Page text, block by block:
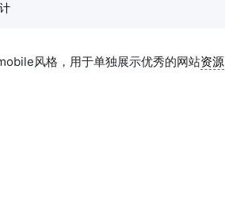
风格，用于单独展示优秀的网站资源